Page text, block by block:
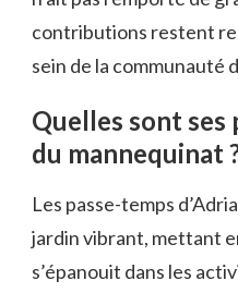
contributions restent
sein de la communauté
Quelles sont ses
du mannequinat
Les passe-temps
jardin vibrant, mettant
s’épanouit dans les